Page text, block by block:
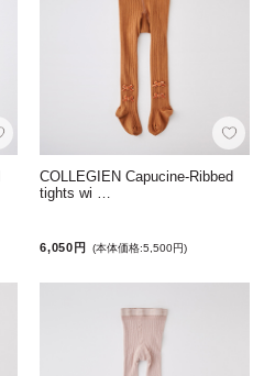
COLLEGIEN Capucine-Ribbed
tights wi …
6,050円 (本体価格:5,500円)